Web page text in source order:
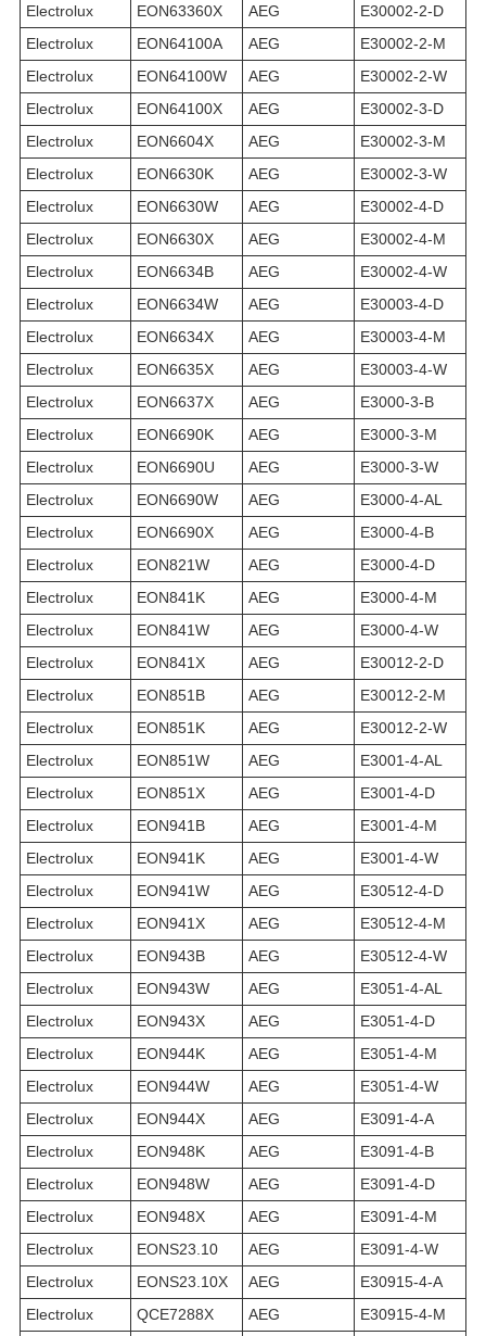
Electrolux
EON63360X AEG
E30002-2-D
Electrolux
EON64100A AEG
E30002-2-M
Electrolux
EON64100W AEG
E30002-2-W
Electrolux
EON64100X AEG
E30002-3-D
Electrolux
EON6604X AEG
E30002-3-M
Electrolux
EON6630K AEG
E30002-3-W
Electrolux
EON6630W AEG
E30002-4-D
Electrolux
EON6630X AEG
E30002-4-M
Electrolux
EON6634B AEG
E30002-4-W
Electrolux
EON6634W AEG
E30003-4-D
Electrolux
EON6634X AEG
E30003-4-M
Electrolux
EON6635X AEG
E30003-4-W
Electrolux
EON6637X AEG
E3000-3-B
Electrolux
EON6690K AEG
E3000-3-M
Electrolux
EON6690U AEG
E3000-3-W
Electrolux
EON6690W AEG
E3000-4-AL
Electrolux
EON6690X AEG
E3000-4-B
Electrolux
EON821W AEG
E3000-4-D
Electrolux
EON841K AEG
E3000-4-M
Electrolux
EON841W AEG
E3000-4-W
Electrolux
EON841X AEG
E30012-2-D
Electrolux
EON851B AEG
E30012-2-M
Electrolux
EON851K AEG
E30012-2-W
Electrolux
EON851W AEG
E3001-4-AL
Electrolux
EON851X AEG
E3001-4-D
Electrolux
EON941B AEG
E3001-4-M
Electrolux
EON941K AEG
E3001-4-W
Electrolux
EON941W AEG
E30512-4-D
Electrolux
EON941X AEG
E30512-4-M
Electrolux
EON943B AEG
E30512-4-W
Electrolux
EON943W AEG
E3051-4-AL
Electrolux
EON943X AEG
E3051-4-D
Electrolux
EON944K AEG
E3051-4-M
Electrolux
EON944W AEG
E3051-4-W
Electrolux
EON944X AEG
E3091-4-A
Electrolux
EON948K AEG
E3091-4-B
Electrolux
EON948W AEG
E3091-4-D
Electrolux
EON948X AEG
E3091-4-M
Electrolux
EONS23.10 AEG
E3091-4-W
Electrolux
EONS23.10X AEG
E30915-4-A
Electrolux
QCE7288X AEG
E30915-4-M